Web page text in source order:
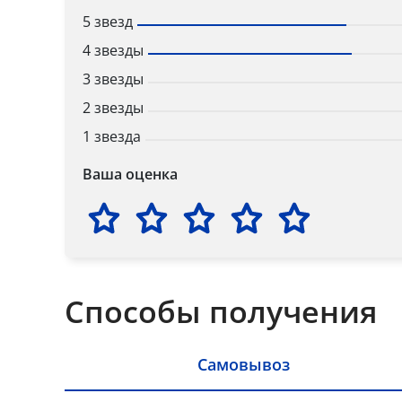
5 звезд
4 звезды
3 звезды
2 звезды
1 звезда
Ваша оценка
Способы получения
Самовывоз